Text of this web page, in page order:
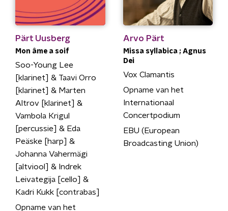
Pärt Uusberg
Mon âme a soif
Soo-Young Lee
[klarinet] & Taavi Orro
[klarinet] & Marten
Altrov [klarinet] &
Vambola Krigul
[percussie] & Eda
Peäske [harp] &
Johanna Vahermägi
[altviool] & Indrek
Leivategija [cello] &
Kadri Kukk [contrabas]
Opname van het
Arvo Pärt
Missa syllabica ; Agnus
Dei
Vox Clamantis
Opname van het
Internationaal
Concertpodium
EBU (European
Broadcasting Union)